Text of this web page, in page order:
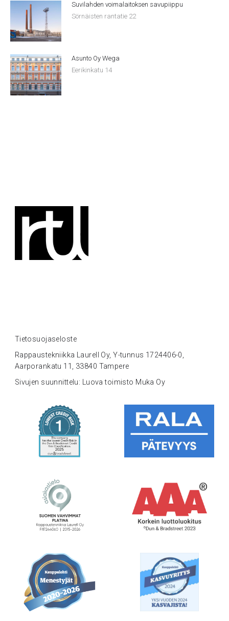
Suvilahden voimalaitoksen savupiippu
Sörnäisten rantatie 22
Asunto Oy Wega
Eerikinkatu 14
Tietosuojaseloste
Rappaustekniikka Laurell Oy, Y-tunnus 1724406-0,
Aarporankatu 11, 33840 Tampere
Sivujen suunnittelu: Luova toimisto Muka Oy